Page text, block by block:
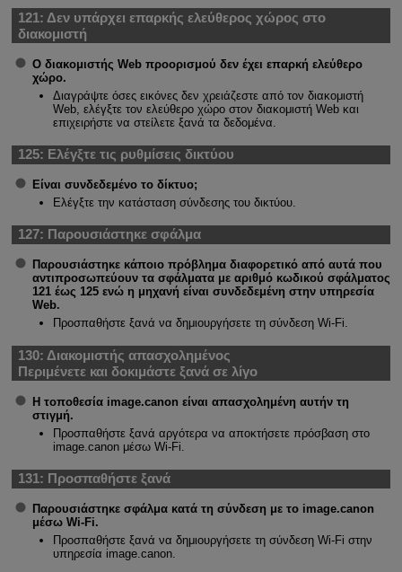
121:Δεν υπάρχει επαρκής ελεύθερος χώρος στο
διακομιστή
Ο διακομιστής Web προορισμού δεν έχει επαρκή ελεύθερο
χώρο.
Διαγράψτε όσες εικόνες δεν χρειάζεστε από τον διακομιστή
Web, ελέγξτε τον ελεύθερο χώρο στον διακομιστή Web και
επιχειρήστε να στείλετε ξανά τα δεδομένα.
125: Ελέγξτε τις ρυθμίσεις δικτύου
Είναι συνδεδεμένο το δίκτυο;
Ελέγξτε την κατάσταση σύνδεσης του δικτύου.
127: Παρουσιάστηκε σφάλμα
Παρουσιάστηκε κάποιο πρόβλημα διαφορετικό από αυτά που
αντιπροσωπεύουν τα σφάλματα με αριθμό κωδικού σφάλματος
121 έως 125 ενώ η μηχανή είναι συνδεδεμένη στην υπηρεσία
Web.
Προσπαθήστε ξανά να δημιουργήσετε τη σύνδεση Wi-Fi.
130:Διακομιστής απασχολημένος
Περιμένετε και δοκιμάστε ξανά σε λίγο
Η τοποθεσία image.canon είναι απασχολημένη αυτήν τη
στιγμή.
Προσπαθήστε ξανά αργότερα να αποκτήσετε πρόσβαση στο
image.canon μέσω Wi-Fi
131: Προσπαθήστε ξανά
Παρουσιάστηκε σφάλμα κατά τη σύνδεση με το image.canon
μέσω Wi-Fi.
Προσπαθήστε ξανά να δημιουργήσετε τη σύνδεση Wi-Fi στην
υπηρεσία image.canon.